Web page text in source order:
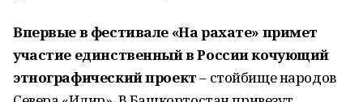
Впервые в фестивале «На рахате» примет
участие единственный в России кочующий
этнографический проект– стойбище народов